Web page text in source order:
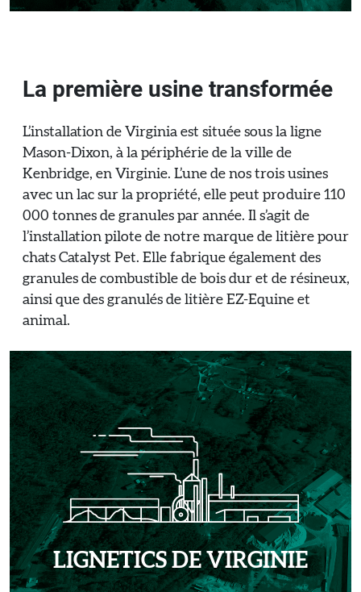
La première usine transformée
L’installation de Virginia est située sous la ligne
Mason-Dixon, à la périphérie de la ville de
Kenbridge, en Virginie. L’une de nos trois usines
avec un lac sur la propriété, elle peut produire 110
000 tonnes de granules par année. Il s’agit de
l’installation pilote de notre marque de litière pour
chats Catalyst Pet. Elle fabrique également des
granules de combustible de bois dur et de résineux,
ainsi que des granulés de litière EZ-Equine et
animal.
LIGNETICS DE VIRGINIE